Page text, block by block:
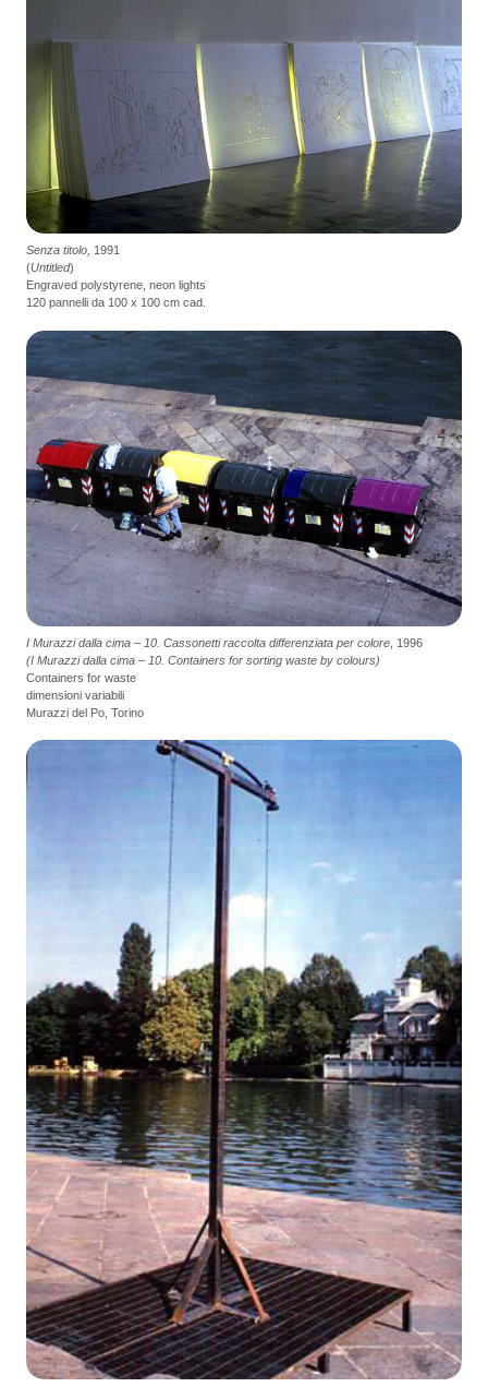
Senza titolo, 1991
(Untitled)
Engraved polystyrene, neon lights
120 pannelli da 100 x 100 cm cad.
I Murazzi dalla cima – 10. Cassonetti raccolta differenziata per colore , 1996
(I Murazzi dalla cima – 10. Containers for sorting waste by colours)
Containers for waste
dimensioni variabili
Murazzi del Po, Torino